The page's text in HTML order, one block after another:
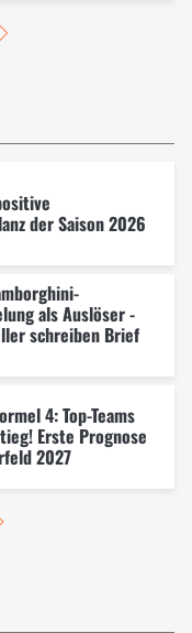
der Saison 2026
als Auslöser -
schreiben Brief
4: Top-Teams
Erste Prognose
2027